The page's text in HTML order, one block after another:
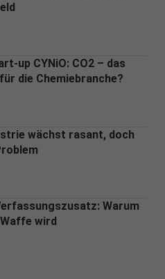
up CYNiO: CO2 – das
die Chemiebranche?
wächst rasant, doch
Warum
wird